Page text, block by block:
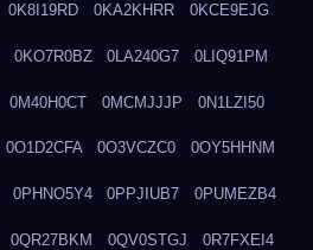
0K8I19RD 0KA2KHRR 0KCE9EJG
0KO7R0BZ 0LA240G7 0LIQ91PM
0M40H0CT 0MCMJJJP 0N1LZI50
0O1D2CFA 0O3VCZC0 0OY5HHNM
0PHNO5Y4 0PPJIUB7 0PUMEZB4
0QR27BKM 0QV0STGJ 0R7FXEI4